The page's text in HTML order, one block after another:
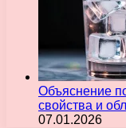
Объяснение
свойства и
07.01.2026